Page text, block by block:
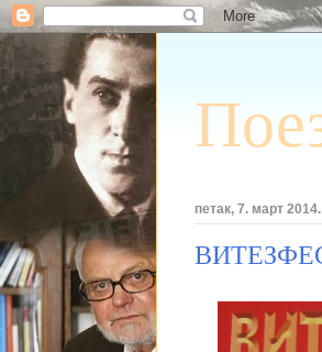
петак, 7. март 2014.